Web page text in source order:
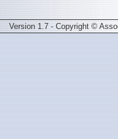
Version 1.7 - Copyright ©